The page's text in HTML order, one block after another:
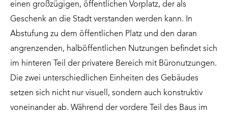
einen großzügigen, öffentlichen Vorplatz, der als
Geschenk an die Stadt verstanden werden kann. In
Abstufung zu dem öffentlichen Platz und den daran
angrenzenden, halböffentlichen Nutzungen befindet sich
im hinteren Teil der privatere Bereich mit Büronutzungen.
Die zwei unterschiedlichen Einheiten des Gebäudes
setzen sich nicht nur visuell, sondern auch konstruktiv
voneinander ab. Während der vordere Teil des Baus im